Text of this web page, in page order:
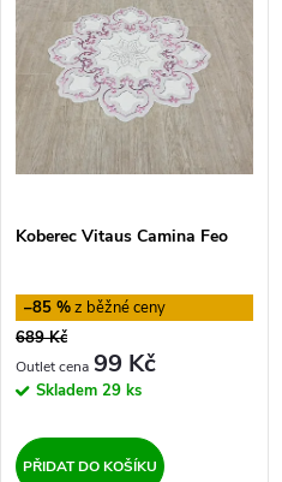
Koberec Vitaus Camina Feo
–85 %
689 Kč
99 Kč
Skladem 29 ks
PŘIDAT DO KOŠÍKU